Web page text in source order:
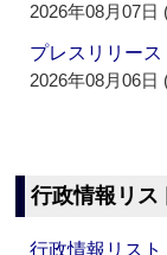
2026年08月07日
プレスリリー
2026年08月06日
行政情報リス
行政情報リス